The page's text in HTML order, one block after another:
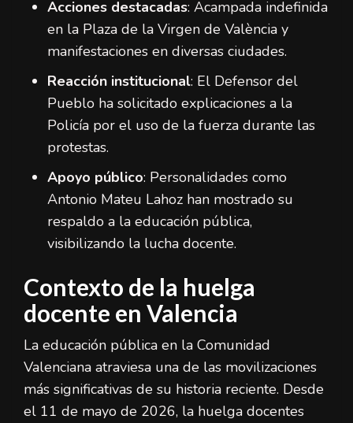
Acciones destacadas: Acampada indefinida
en la Plaza de la Virgen de València y
manifestaciones en diversas ciudades.
Reacción institucional: El Defensor del
Pueblo ha solicitado explicaciones a la
Policía por el uso de la fuerza durante las
protestas.
Apoyo público: Personalidades como
Antonio Mateu Lahoz han mostrado su
respaldo a la educación pública,
visibilizando la lucha docente.
Contexto de la huelga
docente en Valencia
La educación pública en la Comunidad
Valenciana atraviesa una de las movilizaciones
más significativas de su historia reciente. Desde
el 11 de mayo de 2026, la huelga docentes